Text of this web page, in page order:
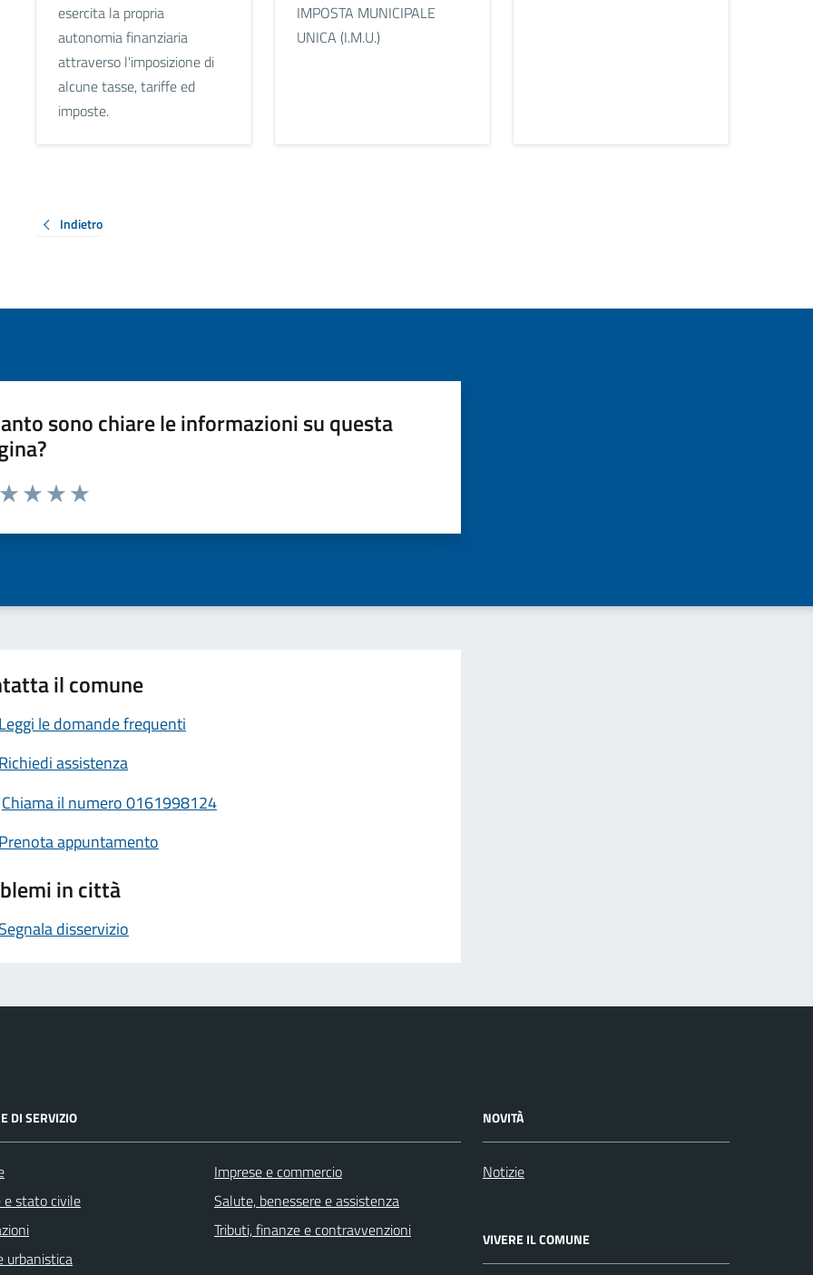
esercita la propria
autonomia finanziaria
attraverso l'imposizione di
alcune tasse, tariffe ed
imposte.
IMPOSTA MUNICIPALE
UNICA (I.M.U.)
Indietro
sono chiare le informazioni su questa
da 1 a 5 stelle la pagina
il comune
Leggi le domande frequenti
Richiedi assistenza
Chiama il numero 0161998124
Prenota appuntamento
in città
Segnala disservizio
DI SERVIZIO
e stato civile
urbanistica
Imprese e commercio
Salute, benessere e assistenza
Tributi, finanze e contravvenzioni
NOVITÀ
Notizie
VIVERE IL COMUNE